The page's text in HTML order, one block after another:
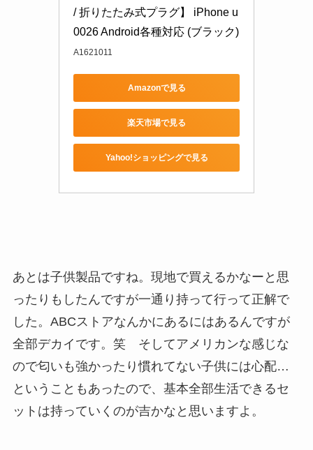
/ 折りたたみ式プラグ】 iPhone u
0026 Android各種対応 (ブラック)
A1621011
Amazonで見る
楽天市場で見る
Yahoo!ショッピングで見る
あとは子供製品ですね。現地で買えるかなーと思
ったりもしたんですが一通り持って行って正解で
した。ABCストアなんかにあるにはあるんですが
全部デカイです。笑 そしてアメリカンな感じな
ので匂いも強かったり慣れてない子供には心配…
ということもあったので、基本全部生活できるセ
ットは持っていくのが吉かなと思いますよ。